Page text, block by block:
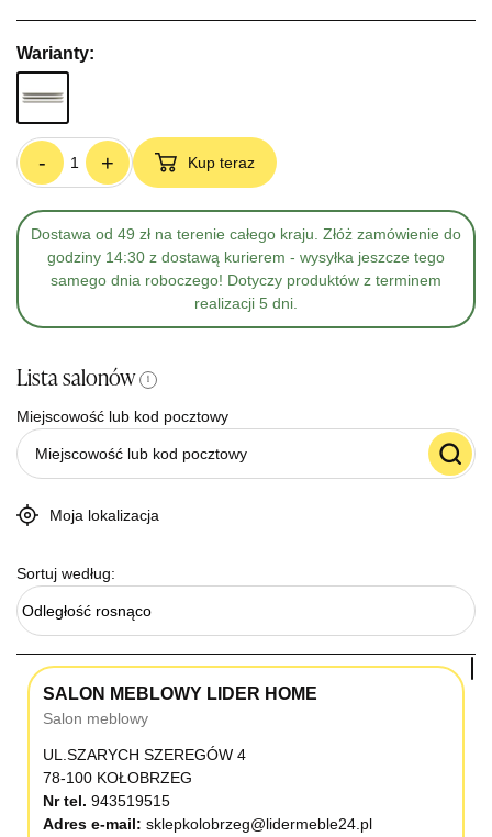
Warianty:
- + Kup teraz
Dostawa od 49 zł na terenie całego kraju. Złóż zamówienie do
godziny 14:30 z dostawą kurierem - wysyłka jeszcze tego
samego dnia roboczego! Dotyczy produktów z terminem
realizacji 5 dni.
Lista salonów i
Miejscowość lub kod pocztowy
Moja lokalizacja
Sortuj według:
Odległość rosnąco
SALON MEBLOWY LIDER HOME
Salon meblowy
UL.SZARYCH SZEREGÓW 4
78-100 KOŁOBRZEG
Nr tel. 943519515
Adres e-mail: sklepkolobrzeg@lidermeble24.pl